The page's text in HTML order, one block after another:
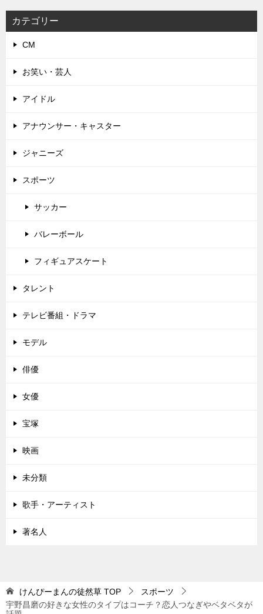
カテゴリー
CM
お笑い・芸人
アイドル
アナウンサー・キャスター
ジャニーズ
スポーツ
サッカー
バレーボール
フィギュアスケート
タレント
テレビ番組・ドラマ
モデル
俳優
女優
宝塚
映画
未分類
歌手・アーティスト
著名人
けんぴーまんの徒然草 TOP
スポーツ
宇野昌磨の好きな女性のタイプはコーチ？恋人つなぎやベタベタが